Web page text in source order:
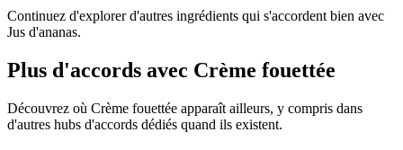
Continuez d'explorer d'autres ingrédients qui s'accordent bien avec
Jus d'ananas.
Plus d'accords avec Crème fouettée
Découvrez où Crème fouettée apparaît ailleurs, y compris dans
d'autres hubs d'accords dédiés quand ils existent.